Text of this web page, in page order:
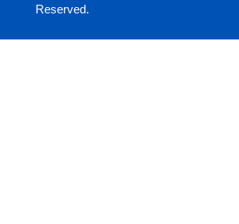
Reserved.